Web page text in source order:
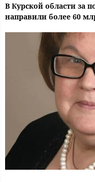
В Курской области за
направили более 60